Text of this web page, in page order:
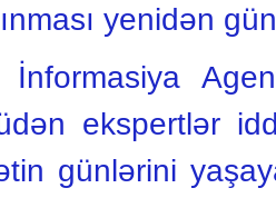
yenidən
İnformasiya
ekspertlər
günlərini